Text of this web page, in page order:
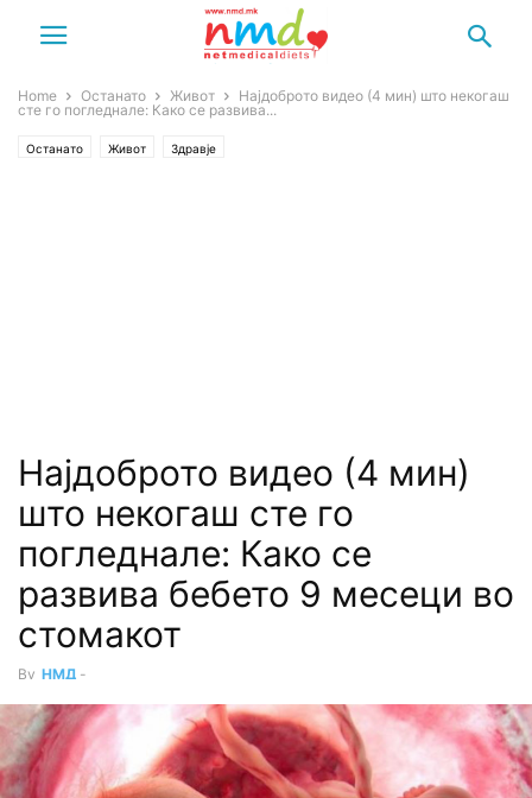
Home Останато Живот
Најдоброто видео (4 мин) што некогаш
сте го погледнале: Како се развива...
Останато Живот Здравје
Најдоброто видео (4 мин)
што некогаш сте го
погледнале: Како се
развива бебето 9 месеци во
стомакот
By НМД -